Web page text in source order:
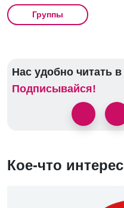
Группы
Нас удобно читать в
Подписывайся!
Кое-что